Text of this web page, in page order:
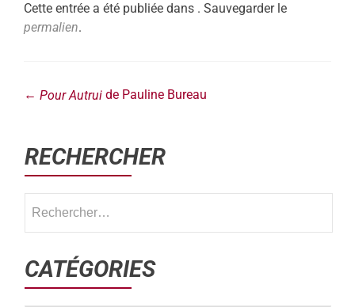
Cette entrée a été publiée dans . Sauvegarder le
permalien.
← Pour Autrui de Pauline Bureau
RECHERCHER
CATÉGORIES